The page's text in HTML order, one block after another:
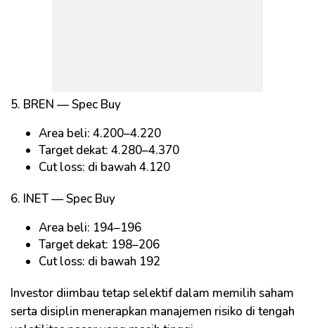
5. BREN — Spec Buy
Area beli: 4.200–4.220
Target dekat: 4.280–4.370
Cut loss: di bawah 4.120
6. INET — Spec Buy
Area beli: 194–196
Target dekat: 198–206
Cut loss: di bawah 192
Investor diimbau tetap selektif dalam memilih saham
serta disiplin menerapkan manajemen risiko di tengah